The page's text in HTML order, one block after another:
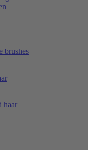
brushes
haar